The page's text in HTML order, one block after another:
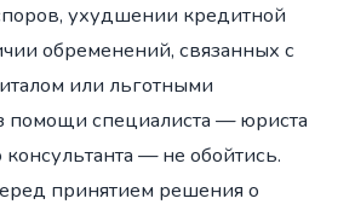
ухудшении кредитной
обременений, связанных с
или льготными
помощи специалиста — юриста
— не обойтись.
принятием решения о